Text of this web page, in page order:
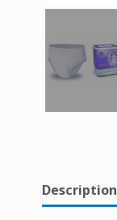
Description